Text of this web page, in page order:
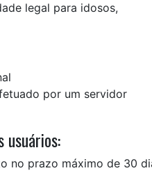
legal para idosos,
por um servidor
usuários:
no prazo máximo de 30